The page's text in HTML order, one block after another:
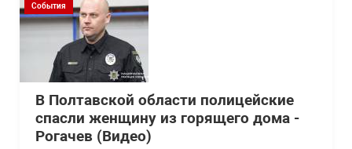
События
В Полтавской области полицейские
спасли женщину из горящего дома -
Рогачев (Видео)